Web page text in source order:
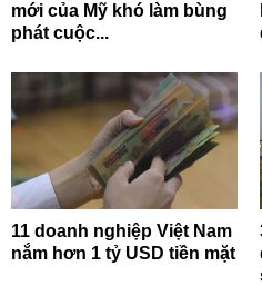
mới của Mỹ khó làm bùng
phát cuộc...
11 doanh nghiệp Việt Nam
nắm hơn 1 tỷ USD tiền mặt